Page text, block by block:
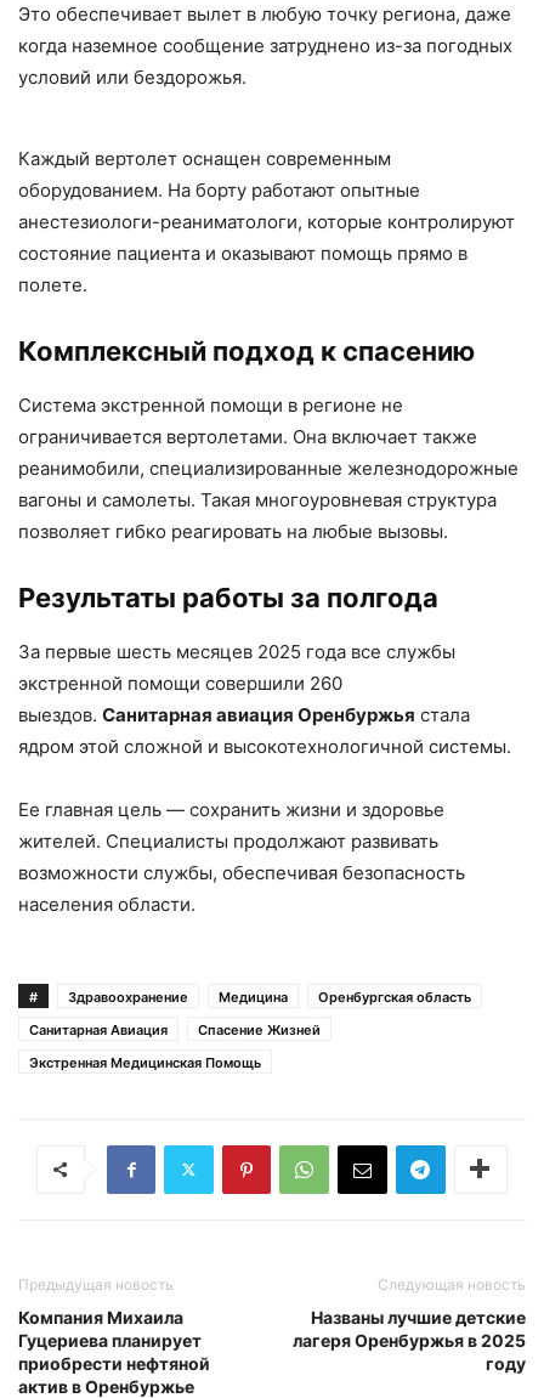
Это обеспечивает вылет в любую точку региона, даже
когда наземное сообщение затруднено из-за погодных
условий или бездорожья.
Каждый вертолет оснащен современным
оборудованием. На борту работают опытные
анестезиологи-реаниматологи, которые контролируют
состояние пациента и оказывают помощь прямо в
полете.
Комплексный подход к спасению
Система экстренной помощи в регионе не
ограничивается вертолетами. Она включает также
реанимобили, специализированные железнодорожные
вагоны и самолеты. Такая многоуровневая структура
позволяет гибко реагировать на любые вызовы.
Результаты работы за полгода
За первые шесть месяцев 2025 года все службы
экстренной помощи совершили 260
выездов. Санитарная авиация Оренбуржья стала
ядром этой сложной и высокотехнологичной системы.
Ее главная цель — сохранить жизни и здоровье
жителей. Специалисты продолжают развивать
возможности службы, обеспечивая безопасность
населения области.
# Здравоохранение Медицина
Оренбургская область
Санитарная Авиация
Спасение Жизней
Экстренная Медицинская Помощь
Предыдущая новость
Компания Михаила
Гуцериева планирует
приобрести нефтяной
актив в Оренбуржье
Следующая новость
Названы лучшие детские
лагеря Оренбуржья в 2025
году